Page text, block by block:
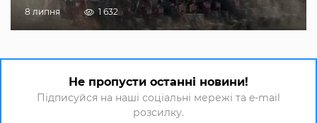
8 липня 1 632
Не пропусти останні новини!
Підписуйся на наші соціальні мережі та e-mail
розсилку.